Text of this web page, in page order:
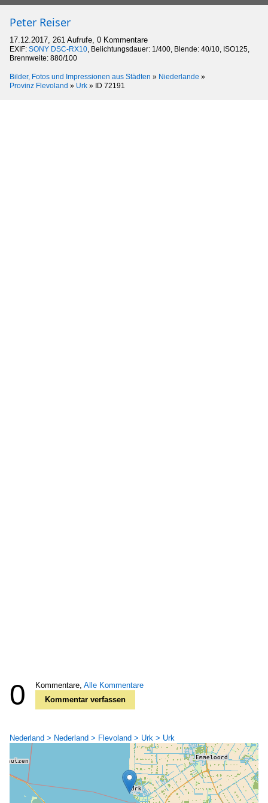
Peter Reiser
17.12.2017, 261 Aufrufe, 0 Kommentare
EXIF: SONY DSC-RX10, Belichtungsdauer: 1/400, Blende: 40/10, ISO125,
Brennweite: 880/100
Bilder, Fotos und Impressionen aus Städten » Niederlande »
Provinz Flevoland » Urk » ID 72191
0 Kommentare, Alle Kommentare
Kommentar verfassen
Nederland > Nederland > Flevoland > Urk > Urk